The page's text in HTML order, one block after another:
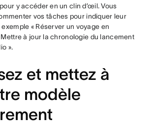
y accéder en un clin d’œil. Vous
vos tâches pour indiquer leur
« Réserver un voyage en
Mettre à jour la chronologie du lancement
».
et mettez à
modèle